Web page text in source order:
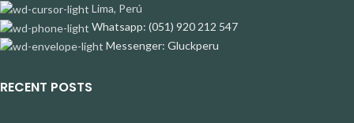
Lima, Perú
Whatsapp: (051) 920 212 547
Messenger: Gluckperu
RECENT POSTS